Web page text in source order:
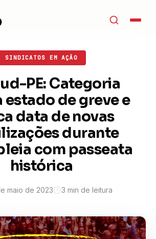
SINDICATOS EM AÇÃO
PE: Categoria
estado de greve e
data de novas
durante
com passeata
histórica
maio de 2023 3 min de leitura